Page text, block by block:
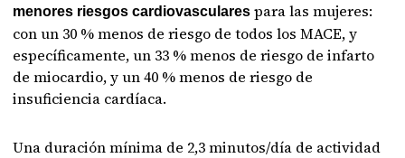
menores riesgos cardiovasculares para las mujeres:
con un 30 % menos de riesgo de todos los MACE, y
específicamente, un 33 % menos de riesgo de infarto
de miocardio, y un 40 % menos de riesgo de
insuficiencia cardíaca.
Una duración mínima de 2,3 minutos/día de actividad